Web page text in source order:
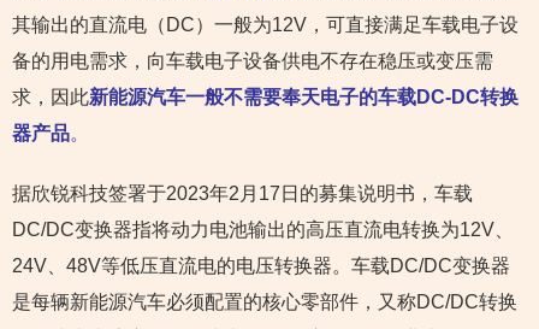
其输出的直流电（DC）一般为12V，可直接满足车载电子设
备的用电需求，向车载电子设备供电不存在稳压或变压需
求，因此新能源汽车一般不需要奉天电子的车载DC-DC转换
器产品。
据欣锐科技签署于2023年2月17日的募集说明书，车载
DC/DC变换器指将动力电池输出的高压直流电转换为12V、
24V、48V等低压直流电的电压转换器。车载DC/DC变换器
是每辆新能源汽车必须配置的核心零部件，又称DC/DC转换